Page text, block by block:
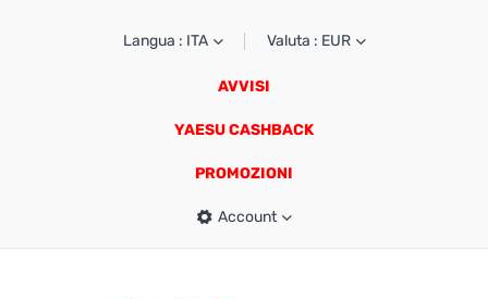
Langua : ITA Valuta : EUR
AVVISI
YAESU CASHBACK
PROMOZIONI
Account